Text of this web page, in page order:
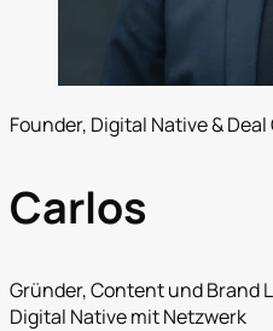
Founder, Digital Native & Deal
Carlos
Gründer, Content und Brand
Digital Native mit Netzwerk